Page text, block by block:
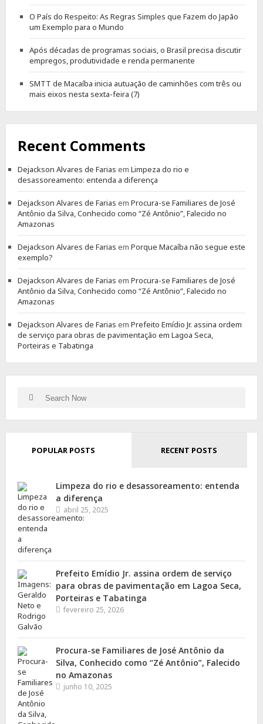
O País do Respeito: As Regras Simples que Fazem do Japão
um Exemplo para o Mundo
Após décadas de programas sociais, o Brasil precisa discutir
empregos, produtividade e renda permanente
SMTT de Macaíba inicia autuação de caminhões com três ou
mais eixos nesta sexta-feira (7)
Recent Comments
Dejackson Alvares de Farias em Limpeza do rio e
desassoreamento: entenda a diferença
Dejackson Alvares de Farias em Procura-se Familiares de José
Antônio da Silva, Conhecido como “Zé Antônio”, Falecido no
Amazonas
Dejackson Alvares de Farias em Porque Macaíba não segue este
exemplo?
Dejackson Alvares de Farias em Procura-se Familiares de José
Antônio da Silva, Conhecido como “Zé Antônio”, Falecido no
Amazonas
Dejackson Alvares de Farias em Prefeito Emídio Jr. assina ordem
de serviço para obras de pavimentação em Lagoa Seca,
Porteiras e Tabatinga
SearchSearch
POPULAR POSTS RECENT POSTS
Limpeza do rio e desassoreamento: entenda
a diferença
abril 25, 2025
Prefeito Emídio Jr. assina ordem de serviço
para obras de pavimentação em Lagoa Seca,
Porteiras e Tabatinga
fevereiro 25, 2026
Procura-se Familiares de José Antônio da
Silva, Conhecido como “Zé Antônio”, Falecido
no Amazonas
junho 10, 2025